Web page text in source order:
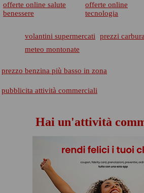
offerte online salute
benessere
offerte online
tecnologia
volantini supermercati prezzi
meteo montonate
prezzo benzina più basso in zona
pubblicita attività commerciali
Hai un'attività